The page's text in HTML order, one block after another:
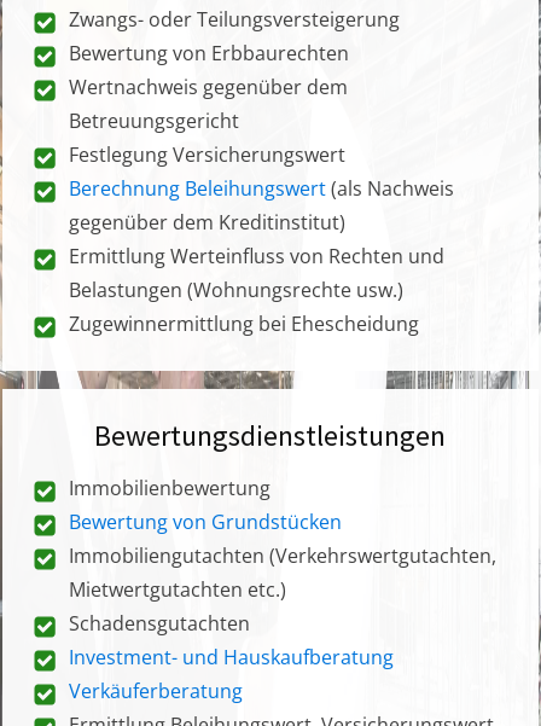
Zwangs- oder Teilungsversteigerung
Bewertung von Erbbaurechten
Wertnachweis gegenüber dem
Betreuungsgericht
Festlegung Versicherungswert
Berechnung Beleihungswert(als Nachweis
gegenüber dem Kreditinstitut)
Ermittlung Werteinfluss von Rechten und
Belastungen (Wohnungsrechte usw.)
Zugewinnermittlung bei Ehescheidung
Bewertungsdienstleistungen
Immobilienbewertung
Bewertung von Grundstücken
Immobiliengutachten (Verkehrswertgutachten,
Mietwertgutachten etc.)
Schadensgutachten
Investment- und Hauskaufberatung
Verkäuferberatung